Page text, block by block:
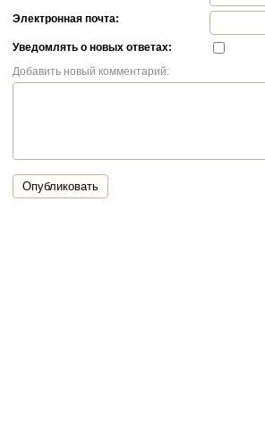
Электронная почта:
Уведомлять о новых ответах:
Добавить новый комментарий:
Опубликовать